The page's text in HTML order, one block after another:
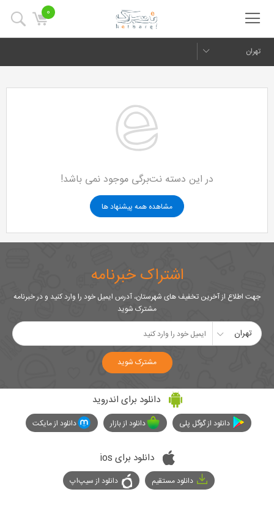
0
تهران
در این دسته نت‌برگی موجود نمی باشد!
مشاهده همه پیشنهاد ها
اشتراک خبرنامه
جهت اطلاع از آخرین تخفیف های شهرستان، آدرس ایمیل خود را وارد کنید و در خبرنامه
مشترک شوید
تهران
مشترک شوید
دانلود برای اندروید
دانلود از گوگل پلی دانلود از بازار دانلود از مایکت
دانلود برای ios
دانلود مستقیم دانلود از سیپ‌اپ